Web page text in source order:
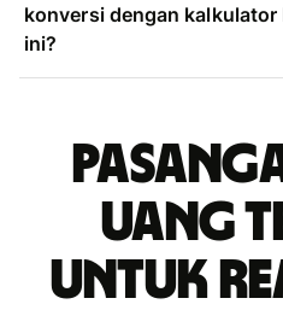
konversi dengan kalkulator
ini?
uang
untuk